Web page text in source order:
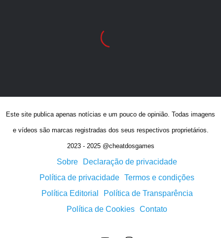
Este site publica apenas notícias e um pouco de opinião. Todas imagens
e vídeos são marcas registradas dos seus respectivos proprietários.
2023 - 2025 @cheatdosgames
Sobre
Declaração de privacidade
Política de privacidade Termos e condições
Política Editorial
Política de Transparência
Política de Cookies Contato